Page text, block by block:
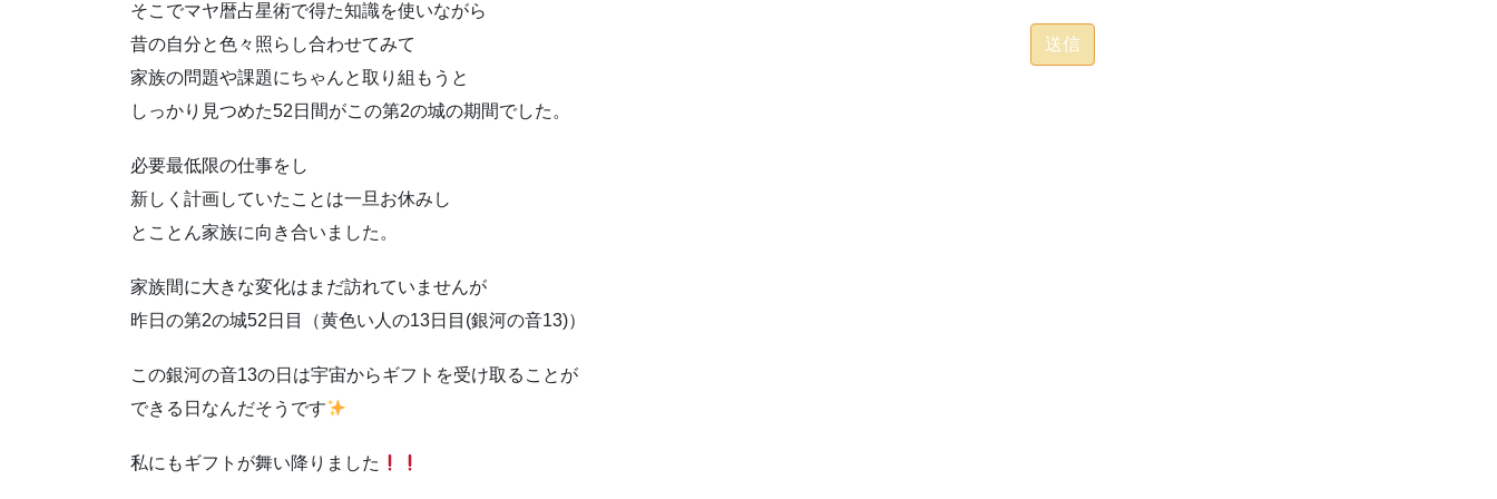
そこでマヤ暦占星術で得た知識を使いながら
昔の自分と色々照らし合わせてみて
家族の問題や課題にちゃんと取り組もうと
しっかり見つめた52日間がこの第2の城の期間でした。
必要最低限の仕事をし
新しく計画していたことは一旦お休みし
とことん家族に向き合いました。
家族間に大きな変化はまだ訪れていませんが
昨日の第2の城52日目（黄色い人の13日目(銀河の音13)）
この銀河の音13の日は宇宙からギフトを受け取ることが
できる日なんだそうです
私にもギフトが舞い降りました